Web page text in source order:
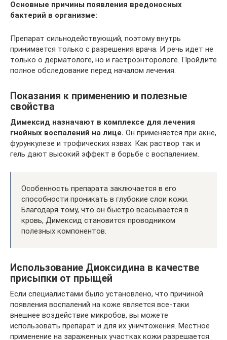
Основные причины появления вредоносных
бактерий в организме:
Препарат сильнодействующий, поэтому внутрь
принимается только с разрешения врача. И речь идет не
только о дерматологе, но и гастроэнторологе. Пройдите
полное обследование перед началом лечения.
Показания к применению и полезные
свойства
Димексид назначают в комплексе для лечения
гнойных воспалений на лице. Он применяется при акне,
фурункулезе и трофических язвах. Как раствор так и
гель дают высокий эффект в борьбе с воспалением.
Особенность препарата заключается в его
способности проникать в глубокие слои кожи.
Благодаря тому, что он быстро всасывается в
кровь, Димексид становится проводником
полезных компонентов.
Использование Диоксидина в качестве
присыпки от прыщей
Если специалистами было установлено, что причиной
появления воспалений на коже является все-таки
внешнее воздействие микробов, вы можете
использовать препарат и для их уничтожения. Местное
применение на зараженных участках кожи разрешается.